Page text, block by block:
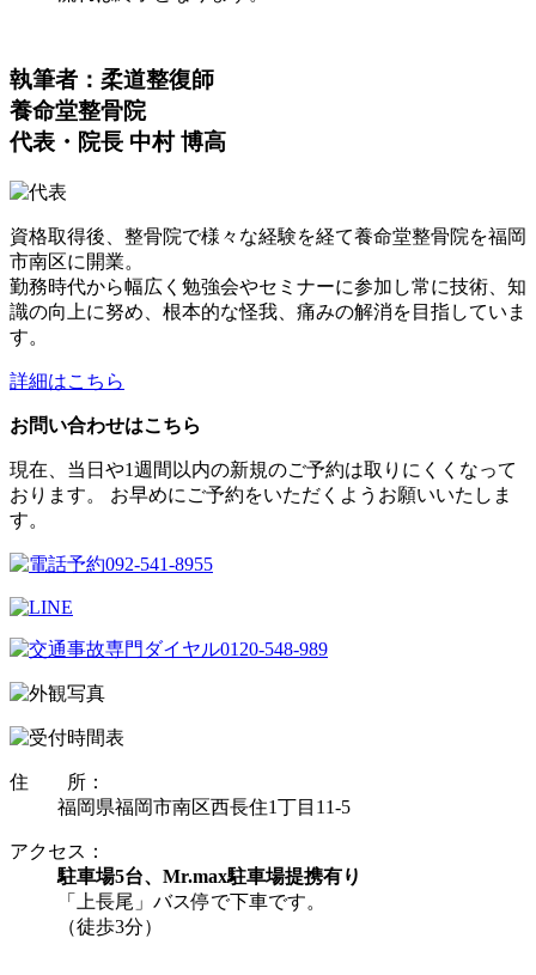
執筆者：柔道整復師
養命堂整骨院
代表・院長 中村 博高
資格取得後、整骨院で様々な経験を経て養命堂整骨院を福岡
市南区に開業。
勤務時代から幅広く勉強会やセミナーに参加し常に技術、知
識の向上に努め、根本的な怪我、痛みの解消を目指していま
す。
詳細はこちら
お問い合わせはこちら
現在、当日や1週間以内の新規のご予約は取りにくくなって
おります。 お早めにご予約をいただくようお願いいたしま
す。
住 所：
福岡県福岡市南区西長住1丁目11-5
アクセス：
駐車場5台、Mr.max駐車場提携有り
「上長尾」バス停で下車です。
（徒歩3分）